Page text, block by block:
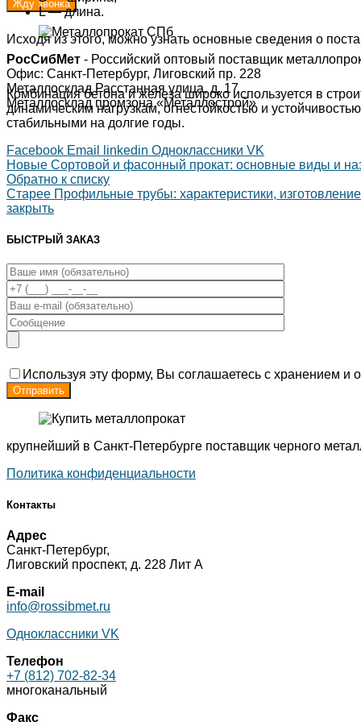
РосСибМет - Российский оптовый поставщик
Офис: Санкт-Петербург, Лиговский пр. 228
Металлосклад Расстанная улица, д. 17
Металлосклад промзона «Металлострой»
L — длина.
Исходя из этого, можно узнать основные сведения о
Комбинация бетона и железа широко используется в
динамическим нагрузкам, огнестойкостью и
стабильными на долгие годы.
Facebook Email linkedin Одноклассники VK
Новые Сортовой и фасонный прокат: основные виды и
Обратно к списку
Старее Профильные трубы: характеристики,
закрыть
БЫСТРЫЙ ЗАКАЗ
Используя эту форму, Вы соглашаетесь с хранением и
крупнейший в Санкт-Петербурге поставщик черного
Политика конфиденциальности
Контакты
Адрес
Санкт-Петербург,
Лиговский проспект, д. 228 Лит А
E-mail
info@rossibmet.ru
Одноклассники VK
Телефон
+7 (812) 702-82-34
многоканальный
Факс